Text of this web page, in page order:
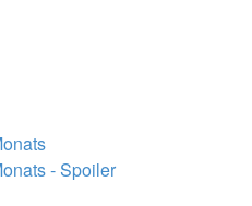
- Spoiler